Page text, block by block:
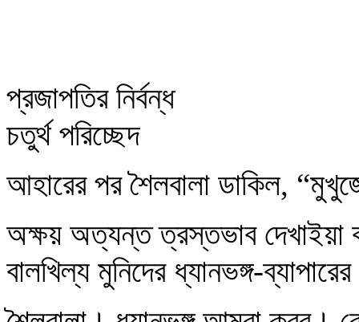
প্রজাপতির নির্বন্ধ
চতুর্থ পরিচ্ছেদ
আহারের পর শৈলবালা ডাকিল,
অক্ষয় অত্যন্ত ত্রস্তভাব
বালখিল্য মুনিদের ধ্যানভঙ্গ-